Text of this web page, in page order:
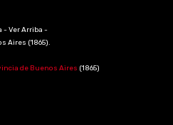
- Ver Arriba -
Aires (1865).
de Buenos Aires (1865)